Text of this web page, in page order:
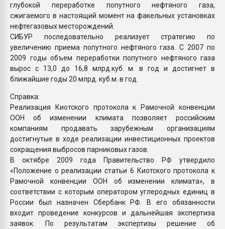
глубокой переработке попутного нефтяного газа,
сжигаемого в настоящий момент на факельных установках
нефтегазовых месторождений.
СИБУР последовательно реализует стратегию по
увеличению приема попутного нефтяного газа. С 2007 по
2009 годы объем переработки попутного нефтяного газа
вырос с 13,0 до 16,8 млрд.куб. м. в год и достигнет в
ближайшие годы 20 млрд. куб.м. в год.
Справка:
Реализация Киотского протокола к Рамочной конвенции
ООН об изменении климата позволяет российским
компаниям продавать зарубежным организациям
достигнутые в ходе реализации инвестиционных проектов
сокращения выбросов парниковых газов.
В октябре 2009 года Правительство РФ утвердило
«Положение о реализации статьи 6 Киотского протокола к
Рамочной конвенции ООН об изменении климата», в
соответствии с которым оператором углеродных единиц в
России был назначен Сбербанк РФ. В его обязанности
входит проведение конкурсов и дальнейшая экспертиза
заявок. По результатам экспертизы решение об